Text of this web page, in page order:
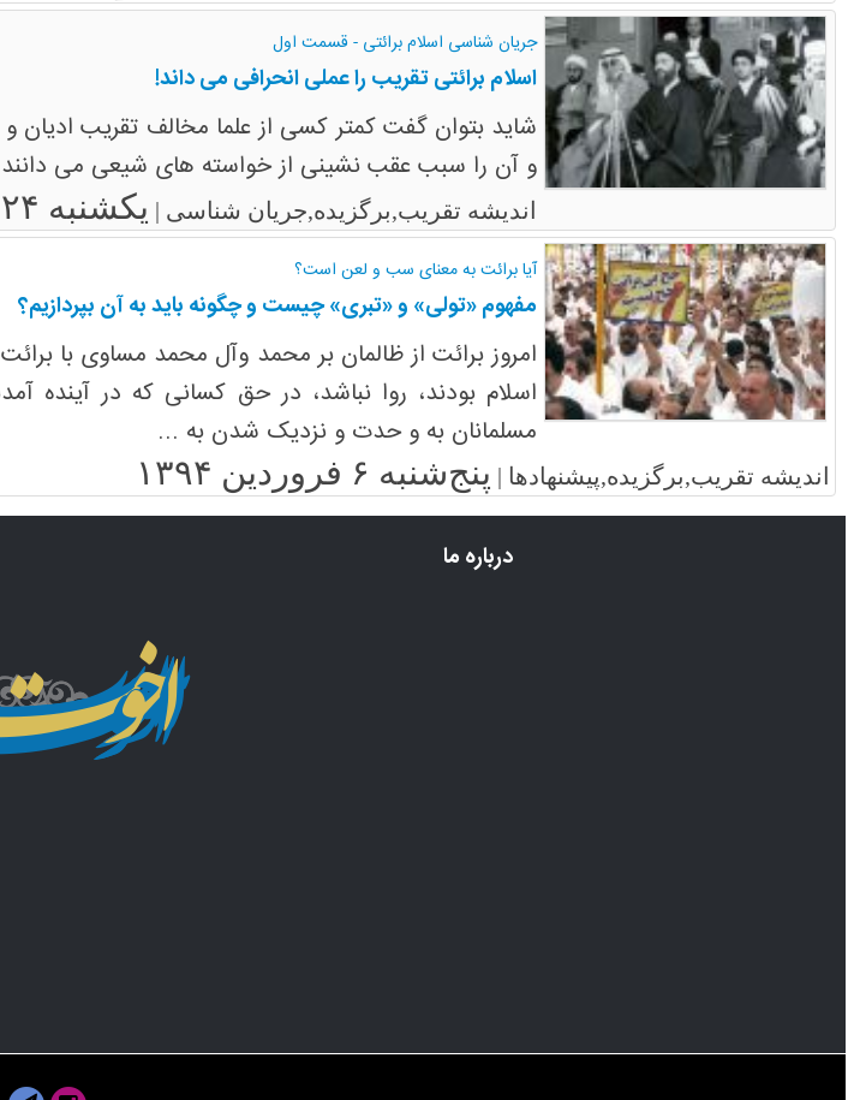
جریان شناسی اسلام برائتی - قسمت اول
اسلام برائتی تقریب را عملی انحرافی می داند!
شاید بتوان گفت کمتر کسی از علما مخالف تقریب
و آن را سبب عقب نشینی از خواسته های شیعی می
اندیشه تقریب,برگزیده,جریان شناسی | یکشنبه ۲۴ بهمن ۱۳۹۵
آیا برائت به معنای سب و لعن است؟
مفهوم «تولی» و «تبری» چیست و چگونه باید به آن بپردازیم؟
امروز برائت از ظالمان بر محمد وآل محمد مساوی با
اسلام بودند، روا نباشد، در حق کسانی که در آینده
مسلمانان به و حدت و نزدیک شدن به ...
اندیشه تقریب,برگزیده,پیشنهادها | پنج‌شنبه ۶ فروردین ۱۳۹۴
درباره ما